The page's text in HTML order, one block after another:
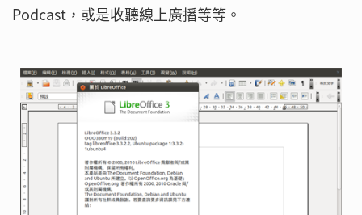
Podcast，或是收聽線上廣播等等。